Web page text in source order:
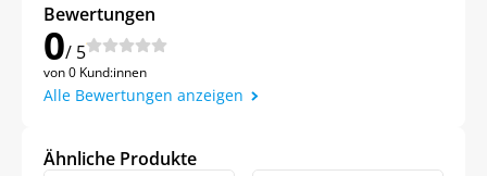
Bewertungen
0/ 5
von 0 Kund:innen
Alle Bewertungen anzeigen
Ähnliche Produkte